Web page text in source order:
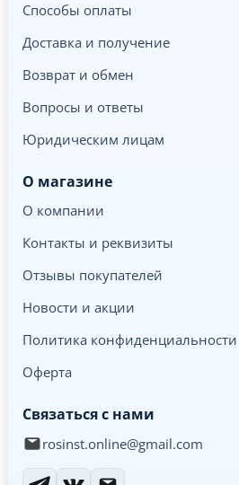
Способы оплаты
Доставка и получение
Возврат и обмен
Вопросы и ответы
Юридическим лицам
О магазине
О компании
Контакты и реквизиты
Отзывы покупателей
Новости и акции
Политика конфиденциальности
Оферта
Связаться с нами
rosinst.online@gmail.com